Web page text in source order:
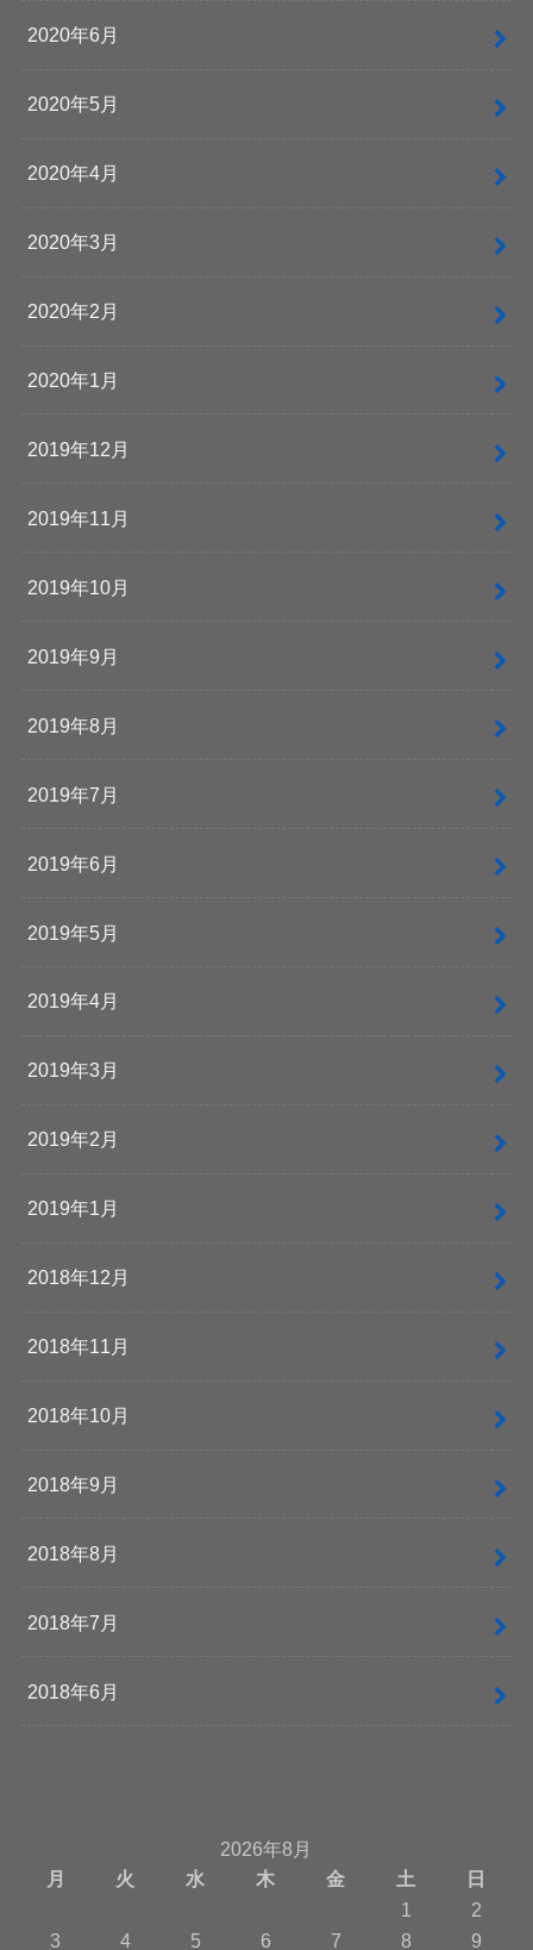
2020年6月
2020年5月
2020年4月
2020年3月
2020年2月
2020年1月
2019年12月
2019年11月
2019年10月
2019年9月
2019年8月
2019年7月
2019年6月
2019年5月
2019年4月
2019年3月
2019年2月
2019年1月
2018年12月
2018年11月
2018年10月
2018年9月
2018年8月
2018年7月
2018年6月
2026年8月
月
火 水 木 金 土
日
1
2
3
4 5 6 7 8 9